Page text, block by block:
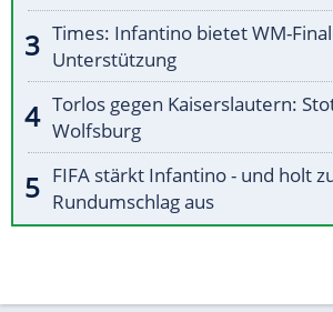
Times: Infantino bietet WM-
Unterstützung
Torlos gegen Kaiserslautern:
Wolfsburg
FIFA stärkt Infantino - und holt
Rundumschlag aus